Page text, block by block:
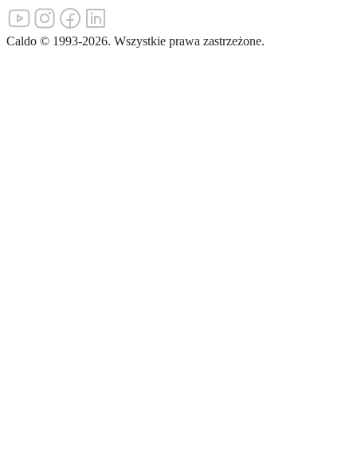
Caldo © 1993-2026. Wszystkie prawa zastrzeżone.